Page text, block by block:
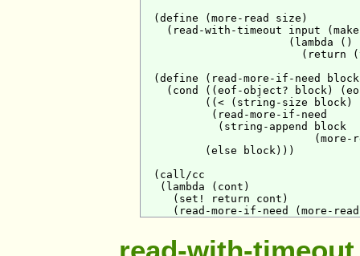
  (define (more-read size)
(read-with-timeout input
                       (lambda ()
(return
(define (read-more-if-need
(cond ((eof-object? block)
((< (string-size block)
           (read-more-if-need
            (string-append block
(more-
          (else block)))
  (call/cc
   (lambda (cont)
     (set! return cont)